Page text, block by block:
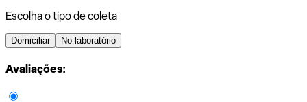
Escolha o tipo de coleta
Domiciliar No laboratório
Avaliações: